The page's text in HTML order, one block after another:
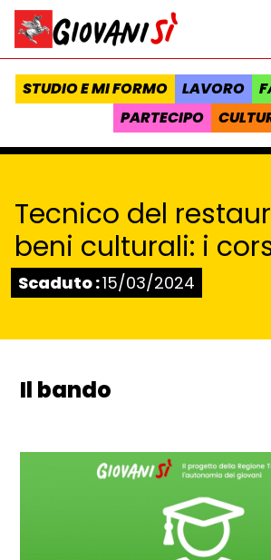
Vai al contenuto
Homepage Giovanisì - Progetto della
STUDIO E MI FORMO LAVORO
PARTECIPO
Tecnico del
beni culturali: i
Stato:
Scaduto :15/03/2024
Il bando